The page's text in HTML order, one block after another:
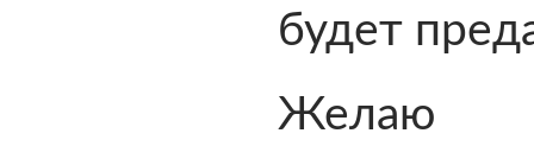
будет
Желаю